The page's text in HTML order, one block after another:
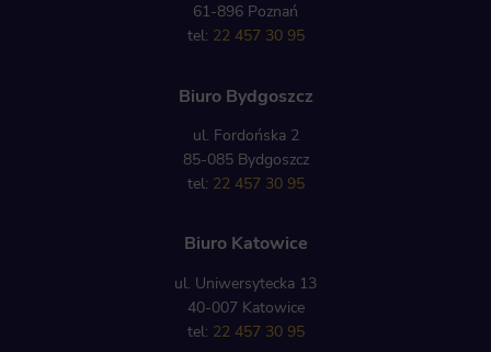
61-896 Poznań
tel: 22 457 30 95
Biuro Bydgoszcz
ul. Fordońska 2
85-085 Bydgoszcz
tel: 22 457 30 95
Biuro Katowice
ul. Uniwersytecka 13
40-007 Katowice
tel: 22 457 30 95